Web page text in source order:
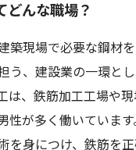
どんな職場？
築現場で必要な鋼材
う、建設業の一環と
は、鉄筋加工工場や
性が多く働いていま
を身につけ、鉄筋を